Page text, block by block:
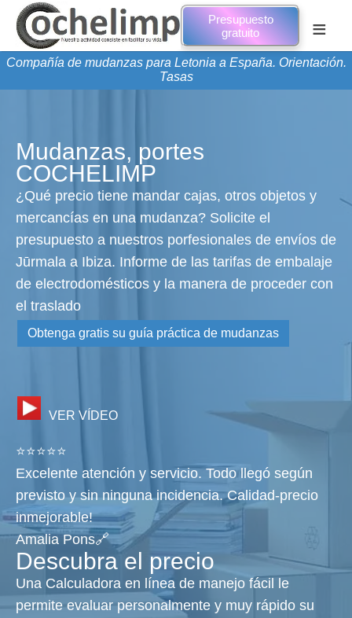
Presupuesto
gratuito
≡
Compañía de mudanzas para Letonia a España. Orientación.
Tasas
Mudanzas, portes
COCHELIMP
¿Qué precio tiene mandar cajas, otros objetos y
mercancías en una mudanza? Solicite el
presupuesto a nuestros porfesionales de envíos de
Jūrmala a Ibiza. Informe de las tarifas de embalaje
de electrodomésticos y la manera de proceder con
el traslado
Obtenga gratis su guía práctica de mudanzas
VER VÍDEO
⭐⭐⭐⭐⭐
Excelente atención y servicio. Todo llegó según
previsto y sin ninguna incidencia. Calidad-precio
inmejorable!
Amalia Pons🔗
Descubra el precio
Una Calculadora en línea de manejo fácil le
permite evaluar personalmente y muy rápido su